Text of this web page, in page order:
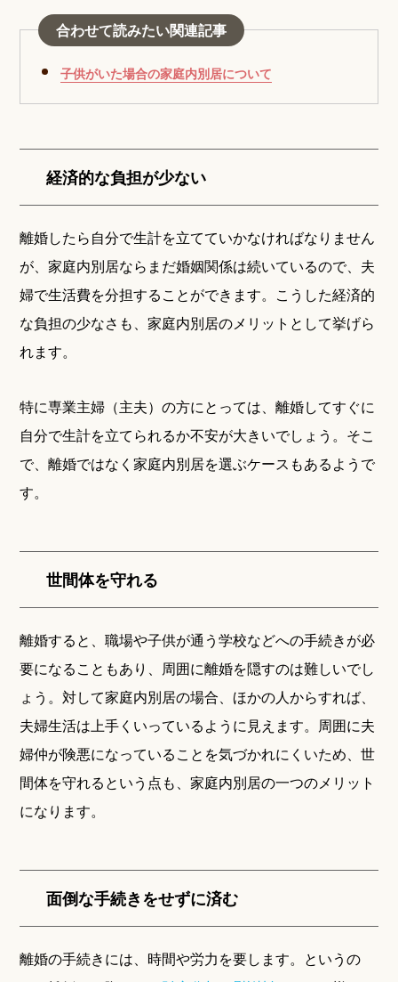
合わせて読みたい関連記事
子供がいた場合の家庭内別居について
経済的な負担が少ない
離婚したら自分で生計を立てていかなければなりません
が、家庭内別居ならまだ婚姻関係は続いているので、夫
婦で生活費を分担することができます。こうした経済的
な負担の少なさも、家庭内別居のメリットとして挙げら
れます。
特に専業主婦（主夫）の方にとっては、離婚してすぐに
自分で生計を立てられるか不安が大きいでしょう。そこ
で、離婚ではなく家庭内別居を選ぶケースもあるようで
す。
世間体を守れる
離婚すると、職場や子供が通う学校などへの手続きが必
要になることもあり、周囲に離婚を隠すのは難しいでし
ょう。対して家庭内別居の場合、ほかの人からすれば、
夫婦生活は上手くいっているように見えます。周囲に夫
婦仲が険悪になっていることを気づかれにくいため、世
間体を守れるという点も、家庭内別居の一つのメリット
になります。
面倒な手続きをせずに済む
離婚の手続きには、時間や労力を要します。というの